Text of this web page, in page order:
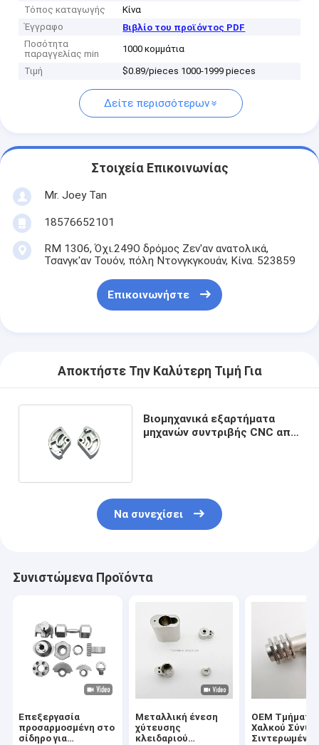
Τόπος καταγωγής
Κίνα
Έγγραφο
Βιβλίο του προϊόντος PDF
Ποσότητα
παραγγελίας min
1000 κομμάτια
Τιμή $0.89/pieces 1000-1999 pieces
Δείτε περισσότερων
Στοιχεία Επικοινωνίας
Mr. Joey Tan
18576652101
RM 1306, Όχι.249Ο δρόμος Ζεν'αν ανατολικά,
Τσανγκ'αν Τουόν, πόλη Ντονγκγκουάν, Κίνα. 523859
Επικοινωνήστε
Αποκτήστε Την Καλύτερη Τιμή Για
Βιομηχανικά εξαρτήματα
μηχανών συντριβής CNC από
Να συνεχίσει
Συνιστώμενα Προϊόντα
Επεξεργασία
προσαρμοσμένη στο
σίδηρο για
Μεταλλική ένεση
χύτευσης
κλειδαριού
OEM Τμήματα
Χαλκού
Σιντερωμένη